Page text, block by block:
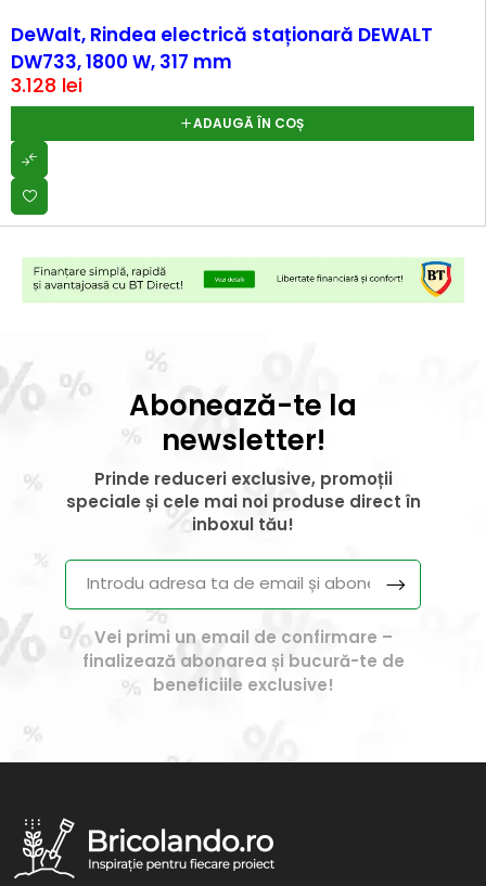
DeWalt, Rindea electrică staționară DEWALT
DW733, 1800 W, 317 mm
3.128 lei
ADAUGĂ ÎN COȘ
Abonează-te la
newsletter!
Prinde reduceri exclusive, promoții
speciale și cele mai noi produse direct în
inboxul tău!
Vei primi un email de confirmare –
finalizează abonarea și bucură-te de
beneficiile exclusive!